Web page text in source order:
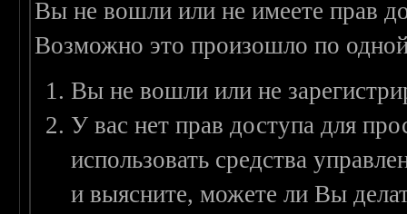
Вы не вошли или не имеете прав
Возможно это произошло по
Вы не вошли или не
У вас нет прав доступа для
использовать средства
и выясните, можете ли Вы